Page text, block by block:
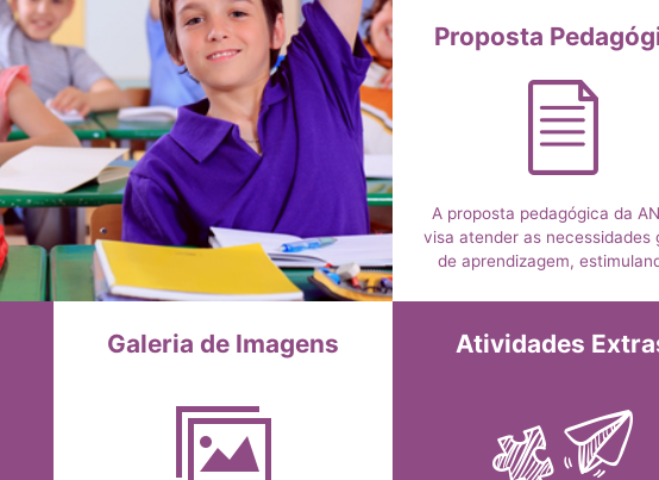
Proposta
A proposta pedagógica da
visa atender as necessidades
de aprendizagem,
atitudes a partir de soluções
problemas que remetem à
Galeria de Imagens Atividades